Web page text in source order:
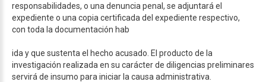
responsabilidades, o una denuncia penal, se adjuntará el
expediente o una copia certificada del expediente respectivo,
con toda la documentación hab
ida y que sustenta el hecho acusado. El producto de la
investigación realizada en su carácter de diligencias preliminares
servirá de insumo para iniciar la causa administrativa.